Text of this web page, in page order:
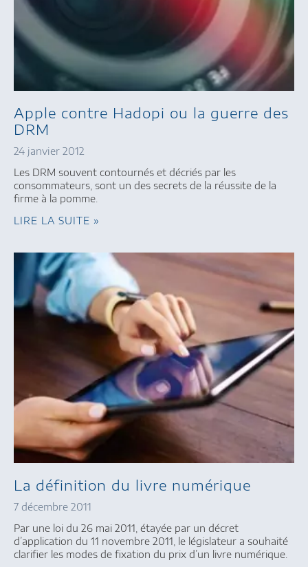
Apple contre Hadopi ou la guerre des
DRM
24 janvier 2012
Les DRM souvent contournés et décriés par les
consommateurs, sont un des secrets de la réussite de la
firme à la pomme.
LIRE LA SUITE »
La définition du livre numérique
7 décembre 2011
Par une loi du 26 mai 2011, étayée par un décret
d’application du 11 novembre 2011, le législateur a souhaité
clarifier les modes de fixation du prix d’un livre numérique.